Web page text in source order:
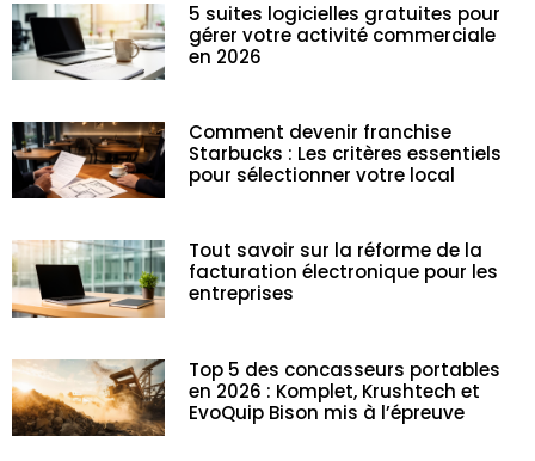
5 suites logicielles gratuites pour
gérer votre activité commerciale
en 2026
Comment devenir franchise
Starbucks : Les critères essentiels
pour sélectionner votre local
Tout savoir sur la réforme de la
facturation électronique pour les
entreprises
Top 5 des concasseurs portables
en 2026 : Komplet, Krushtech et
EvoQuip Bison mis à l’épreuve